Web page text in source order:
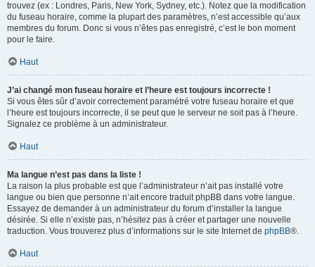
trouvez (ex : Londres, Paris, New York, Sydney, etc.). Notez que la modification
du fuseau horaire, comme la plupart des paramètres, n’est accessible qu’aux
membres du forum. Donc si vous n’êtes pas enregistré, c’est le bon moment
pour le faire.
Haut
J’ai changé mon fuseau horaire et l’heure est toujours incorrecte !
Si vous êtes sûr d’avoir correctement paramétré votre fuseau horaire et que
l’heure est toujours incorrecte, il se peut que le serveur ne soit pas à l’heure.
Signalez ce problème à un administrateur.
Haut
Ma langue n’est pas dans la liste !
La raison la plus probable est que l’administrateur n’ait pas installé votre
langue ou bien que personne n’ait encore traduit phpBB dans votre langue.
Essayez de demander à un administrateur du forum d’installer la langue
désirée. Si elle n’existe pas, n’hésitez pas à créer et partager une nouvelle
traduction. Vous trouverez plus d’informations sur le site Internet de phpBB®.
Haut